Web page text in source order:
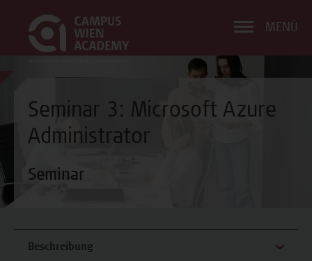
MENÜ
Seminar 3: Microsoft Azure
Administrator
Seminar
Beschreibung